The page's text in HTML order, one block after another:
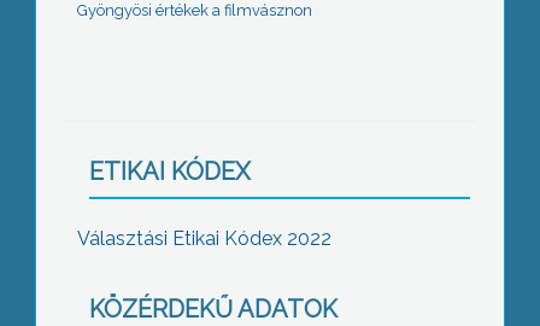
Gyöngyösi értékek a filmvásznon
ETIKAI KÓDEX
Választási Etikai Kódex 2022
KÖZÉRDEKŰ ADATOK